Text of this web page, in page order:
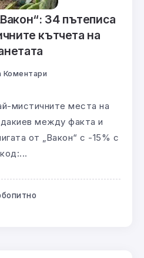
34 пътеписа
кътчета на
Коментари
мистичните места на
между факта и
от „Вакон“ с -15% с
код:...